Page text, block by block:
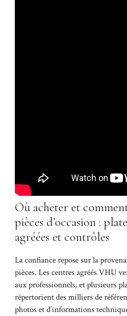
Où acheter et
pièces d’occasion :
agréées et contrôles
La confiance repose sur la
pièces. Les centres agréés VHU
aux professionnels, et plusieurs
répertorient des milliers de
photos et d’informations